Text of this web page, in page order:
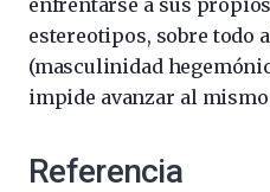
estereotipos, sobre todo
(masculinidad
impide avanzar al mismo
Referencia